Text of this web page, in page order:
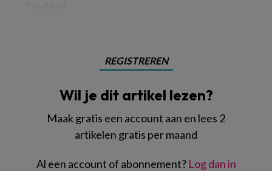
REGISTREREN
Wil je dit artikel lezen?
Maak gratis een account aan en lees 2
artikelen gratis per maand
Al een account of abonnement? Log dan in